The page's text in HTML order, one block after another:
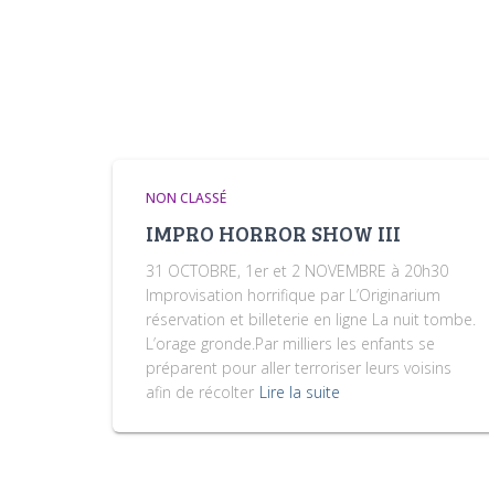
NON CLASSÉ
IMPRO HORROR SHOW III
31 OCTOBRE, 1er et 2 NOVEMBRE à 20h30
Improvisation horrifique par L’Originarium
réservation et billeterie en ligne La nuit tombe.
L’orage gronde.Par milliers les enfants se
préparent pour aller terroriser leurs voisins
afin de récolter Lire la suite